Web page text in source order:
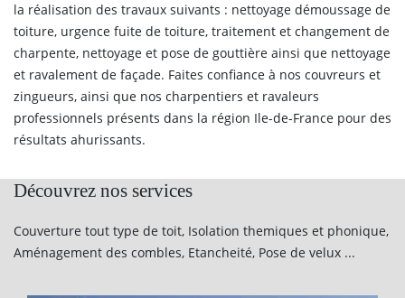
la réalisation des travaux suivants : nettoyage démoussage de
toiture, urgence fuite de toiture, traitement et changement de
charpente, nettoyage et pose de gouttière ainsi que nettoyage
et ravalement de façade. Faites confiance à nos couvreurs et
zingueurs, ainsi que nos charpentiers et ravaleurs
professionnels présents dans la région Ile-de-France pour des
résultats ahurissants.
Découvrez nos services
Couverture tout type de toit, Isolation themiques et phonique,
Aménagement des combles, Etancheité, Pose de velux ...